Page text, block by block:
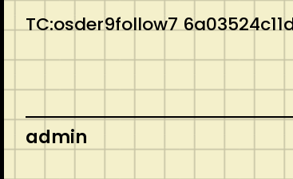
TC:osder9follow7
admin